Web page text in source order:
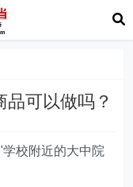
可以做吗？
校附近的大中院